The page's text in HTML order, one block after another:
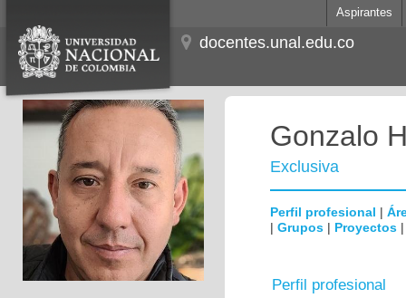
Aspirantes
docentes.unal.edu.co
Gonzalo
Exclusiva
Perfil profesional |
| Grupos | Proyectos
Perfil profesional